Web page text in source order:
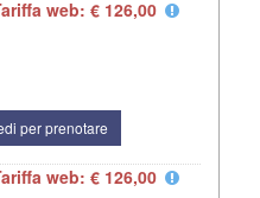
web: € 126,00
per prenotare
web: € 126,00